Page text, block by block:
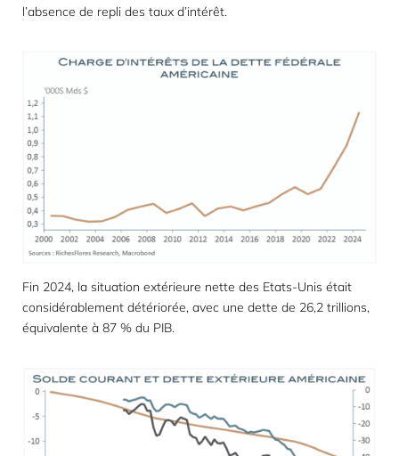
l’absence de repli des taux d’intérêt.
Fin 2024, la situation extérieure nette des Etats-Unis était
considérablement détériorée, avec une dette de 26,2 trillions,
équivalente à 87 % du PIB.